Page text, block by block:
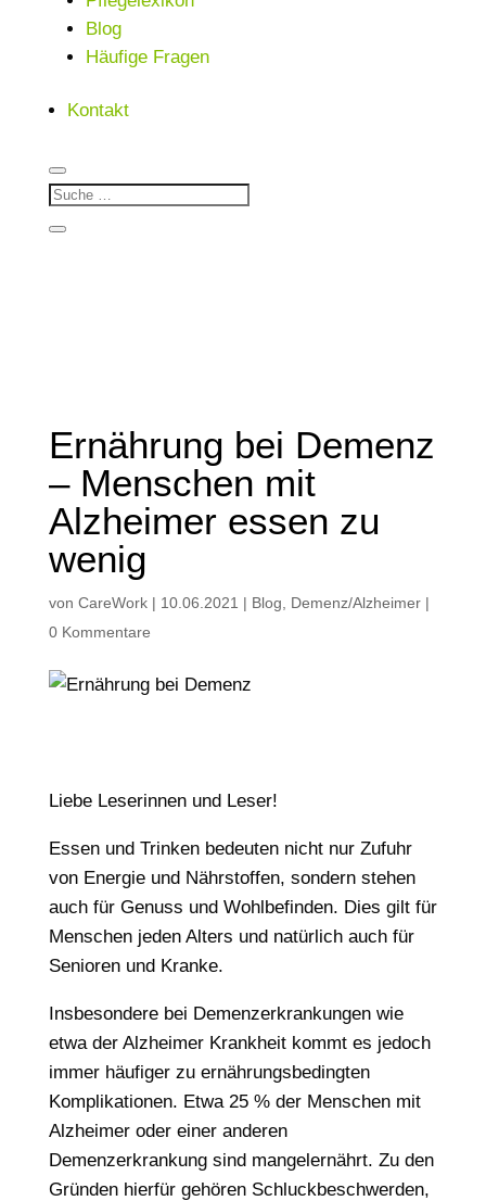
Blog
Häufige Fragen
Kontakt
Ernährung bei Demenz
– Menschen mit
Alzheimer essen zu
wenig
von CareWork| 10.06.2021 | Blog Demenz/Alzheimer|
0 Kommentare
Liebe Leserinnen und Leser!
Essen und Trinken bedeuten nicht nur Zufuhr
von Energie und Nährstoffen, sondern stehen
auch für Genuss und Wohlbefinden. Dies gilt für
Menschen jeden Alters und natürlich auch für
Senioren und Kranke.
Insbesondere bei Demenzerkrankungen wie
etwa der Alzheimer Krankheit kommt es jedoch
immer häufiger zu ernährungsbedingten
Komplikationen. Etwa 25 % der Menschen mit
Alzheimer oder einer anderen
Demenzerkrankung sind mangelernährt. Zu den
Gründen hierfür gehören Schluckbeschwerden,